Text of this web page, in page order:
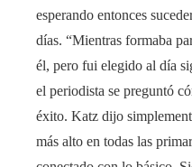
esperando entonces
días. “Mientras formaba
él, pero fui elegido al día
el periodista se preguntó
éxito. Katz dijo
más alto en todas las